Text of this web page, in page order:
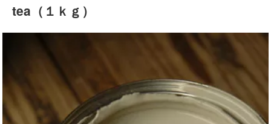
tea（１ｋｇ）